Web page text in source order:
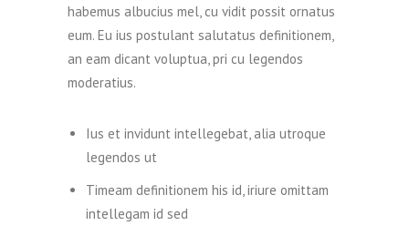
habemus albucius mel, cu vidit possit ornatus
eum. Eu ius postulant salutatus definitionem,
an eam dicant voluptua, pri cu legendos
moderatius.
Ius et invidunt intellegebat, alia utroque
legendos ut
Timeam definitionem his id, iriure omittam
intellegam id sed